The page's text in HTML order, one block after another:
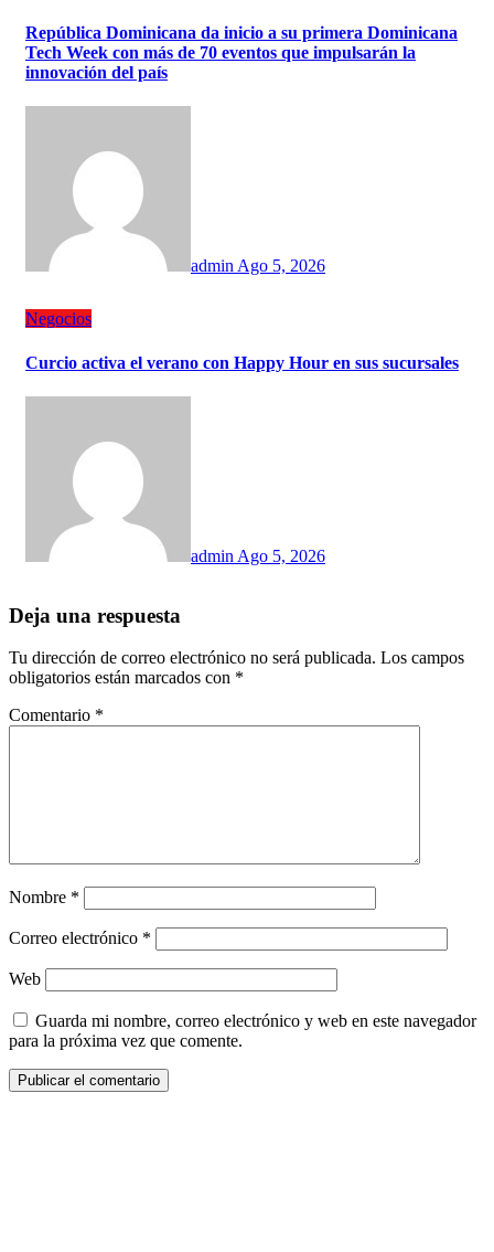
República Dominicana da inicio a su primera Dominicana
Tech Week con más de 70 eventos que impulsarán la
innovación del país
adminAgo 5, 2026
Negocios
Curcio activa el verano con Happy Hour en sus sucursales
admin Ago 5, 2026
Deja una respuesta
Tu dirección de correo electrónico no será publicada. Los campos
obligatorios están marcados con *
Comentario *
Nombre *
Correo electrónico *
Web
Guarda mi nombre, correo electrónico y web en este navegador
para la próxima vez que comente.